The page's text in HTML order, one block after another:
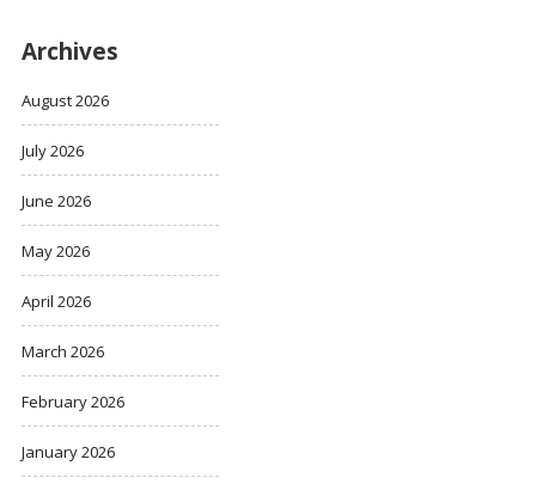
Archives
August 2026
July 2026
June 2026
May 2026
April 2026
March 2026
February 2026
January 2026